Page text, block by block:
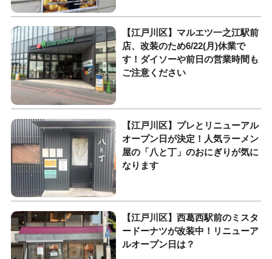
【江戸川区】マルエツ一之江駅前
店、改装のため6/22(月)休業で
す！ダイソーや前日の営業時間も
ご注意ください
【江戸川区】プレとリニューアル
オープン日が決定！人気ラーメン
屋の「八と丁」のおにぎりが気に
なります
【江戸川区】西葛西駅前のミスタ
ードーナツが改装中！リニューア
ルオープン日は？